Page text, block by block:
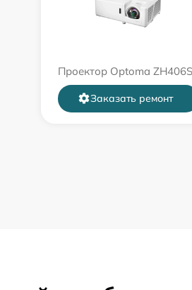
Проектор Optoma
Заказать ремонт